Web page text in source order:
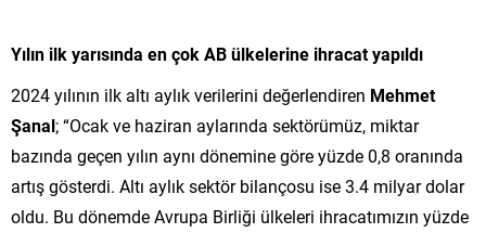
Yılın ilk yarısında en çok AB ülkelerine ihracat yapıldı
2024 yılının ilk altı aylık verilerini değerlendiren Mehmet
Şanal; “Ocak ve haziran aylarında sektörümüz, miktar
bazında geçen yılın aynı dönemine göre yüzde 0,8 oranında
artış gösterdi. Altı aylık sektör bilançosu ise 3.4 milyar dolar
oldu. Bu dönemde Avrupa Birliği ülkeleri ihracatımızın yüzde